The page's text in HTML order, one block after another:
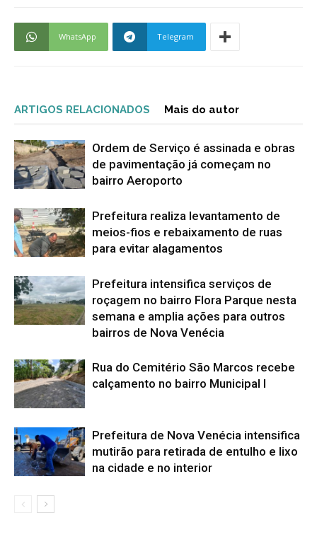
WhatsApp Telegram
ARTIGOS RELACIONADOS Mais do autor
Ordem de Serviço é assinada e obras
de pavimentação já começam no
bairro Aeroporto
Prefeitura realiza levantamento de
meios-fios e rebaixamento de ruas
para evitar alagamentos
Prefeitura intensifica serviços de
roçagem no bairro Flora Parque nesta
semana e amplia ações para outros
bairros de Nova Venécia
Rua do Cemitério São Marcos recebe
calçamento no bairro Municipal I
Prefeitura de Nova Venécia intensifica
mutirão para retirada de entulho e lixo
na cidade e no interior